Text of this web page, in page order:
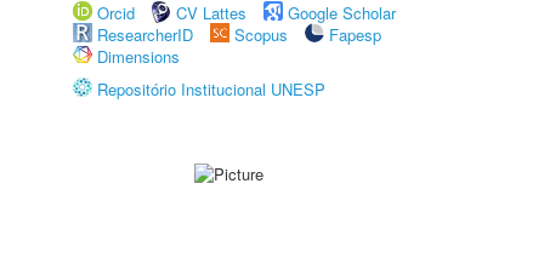
Orcid
CV Lattes
Google Scholar
ResearcherID
Scopus
Fapesp
Dimensions
Repositório Institucional UNESP